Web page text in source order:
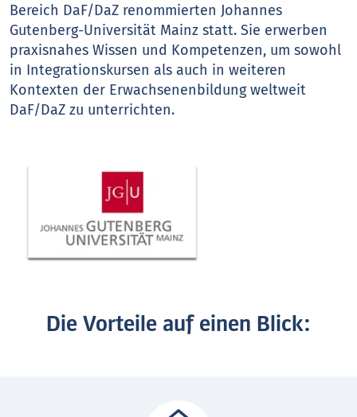
Bereich DaF/DaZ renommierten Johannes
Gutenberg-Universität Mainz statt. Sie erwerben
praxisnahes Wissen und Kompetenzen, um sowohl
in Integrationskursen als auch in weiteren
Kontexten der Erwachsenenbildung weltweit
DaF/DaZ zu unterrichten.
Die Vorteile auf einen Blick: